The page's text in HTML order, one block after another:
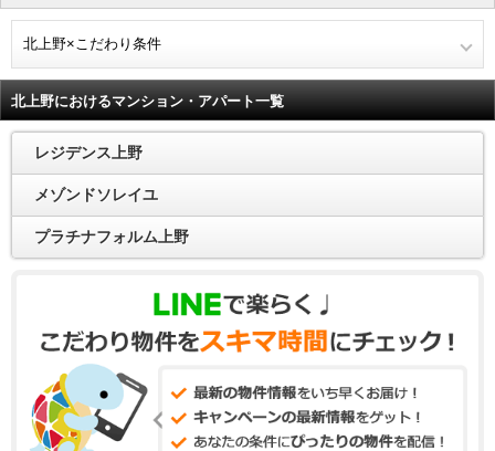
北上野×こだわり条件
北上野におけるマンション・アパート一覧
レジデンス上野
メゾンドソレイユ
プラチナフォルム上野